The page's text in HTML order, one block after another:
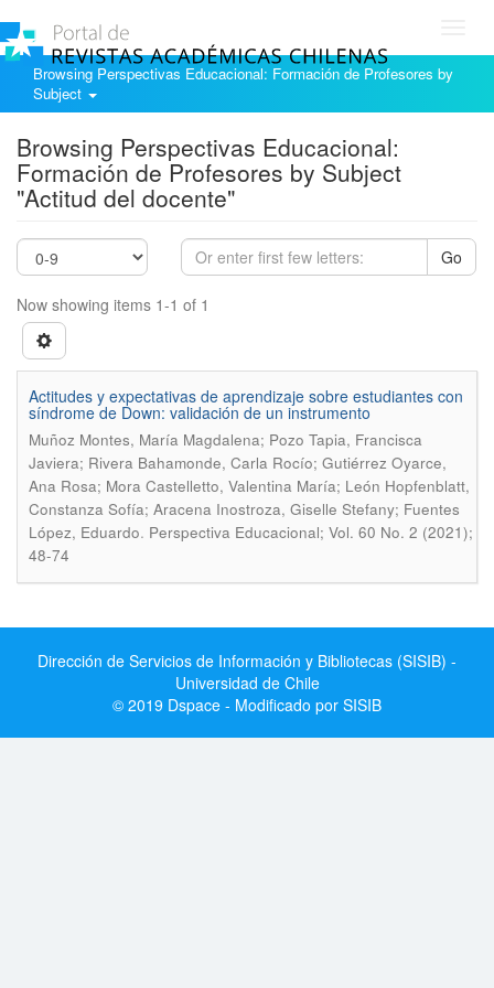
Browsing Perspectivas Educacional: Formación de Profesores by
Subject
Browsing Perspectivas Educacional:
Formación de Profesores by Subject
"Actitud del docente"
Go
Now showing items 1-1 of 1
Actitudes y expectativas de aprendizaje sobre estudiantes con
síndrome de Down: validación de un instrumento
Muñoz Montes, María Magdalena; Pozo Tapia, Francisca
Javiera; Rivera Bahamonde, Carla Rocío; Gutiérrez Oyarce,
Ana Rosa; Mora Castelletto, Valentina María; León Hopfenblatt,
Constanza Sofía; Aracena Inostroza, Giselle Stefany; Fuentes
López, Eduardo. Perspectiva Educacional; Vol. 60 No. 2 (2021);
48-74
Dirección de Servicios de Información y Bibliotecas (SISIB) -
Universidad de Chile
© 2019 Dspace - Modificado por SISIB